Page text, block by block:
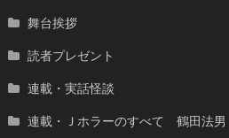
舞台挨拶
読者プレゼント
連載・実話怪談
連載・Ｊホラーのすべて 鶴田法男